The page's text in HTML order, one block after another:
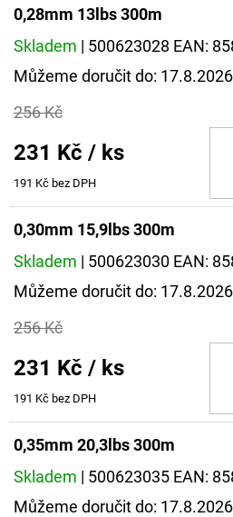
0,28mm 13lbs 300m
Skladem | 500623028 EAN:
Můžeme doručit do: 17.8.2026
256 Kč
231 Kč / ks
191 Kč bez DPH
0,30mm 15,9lbs 300m
Skladem | 500623030 EAN:
Můžeme doručit do: 17.8.2026
256 Kč
231 Kč / ks
191 Kč bez DPH
0,35mm 20,3lbs 300m
Skladem | 500623035 EAN:
Můžeme doručit do: 17.8.2026